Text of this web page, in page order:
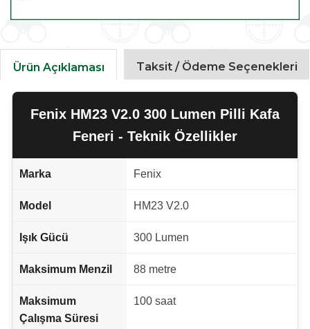
Ürün Açıklaması Taksit / Ödeme Seçenekleri
Fenix HM23 V2.0 300 Lumen Pilli Kafa
Feneri - Teknik Özellikler
Marka Fenix
Model HM23 V2.0
Işık Gücü 300 Lumen
Maksimum Menzil 88 metre
Maksimum
Çalışma Süresi
100 saat